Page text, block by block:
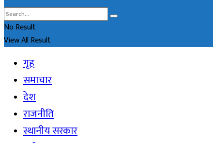
No Result
View All Result
गृह
समाचार
देश
राजनीति
स्थानीय सरकार